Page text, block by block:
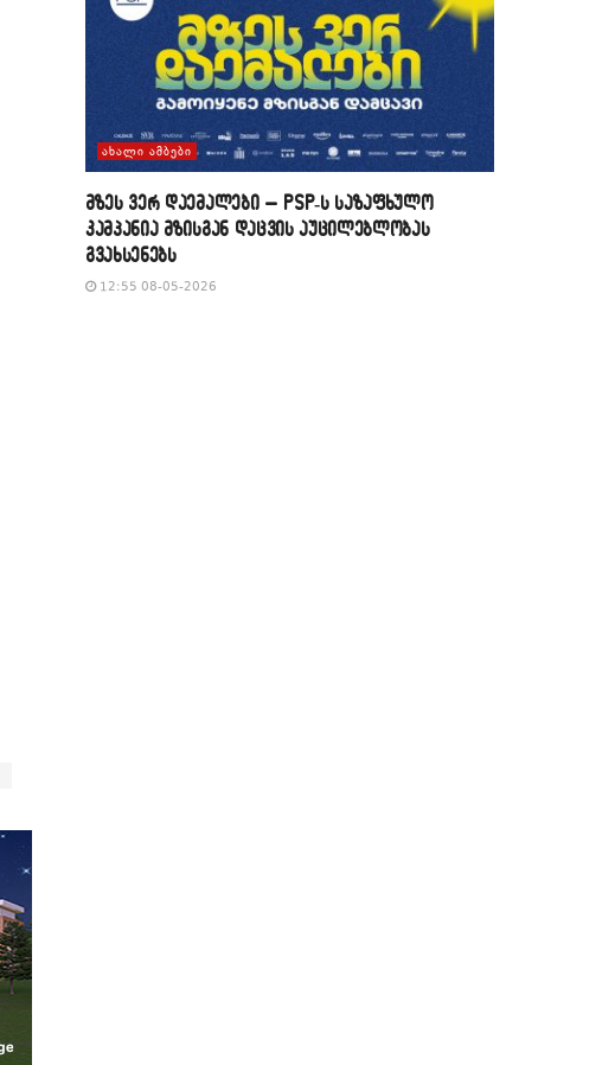
ᲐᲮᲐᲚᲘ ᲐᲛᲑᲔᲑᲘ
მზეს ვერ დაემალები – PSP-ს საზაფხულო
კამპანია მზისგან დაცვის აუცილებლობას
გვახსენებს
12:55 08-05-2026